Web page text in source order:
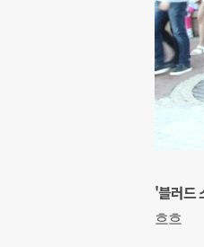
'블러드
흐흐